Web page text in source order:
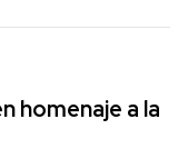
homenaje a la